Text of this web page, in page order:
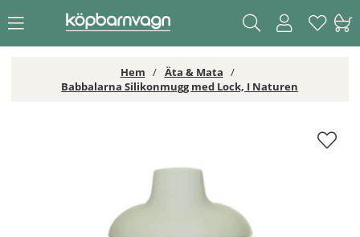
Hem
Äta & Mata
Babbalarna Silikonmugg med Lock, I Naturen